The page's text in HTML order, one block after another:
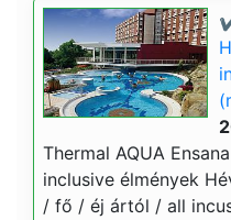
Thermal AQUA
inclusive élmények
/ fő / éj ártól / all